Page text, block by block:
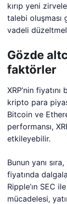
kırıp yeni
talebi oluşması
vadeli
Gözde
faktörler
XRP’nin
kripto para
Bitcoin ve
performansı,
etkileyebilir.
Bunun yanı
fiyatında
Ripple’ın SEC
mücadelesi,